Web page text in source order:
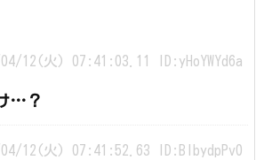
12(火) 07:41:03.11 ID:yHoYWYd6a
…？
12(火) 07:41:52.63 ID:BIbydpPv0